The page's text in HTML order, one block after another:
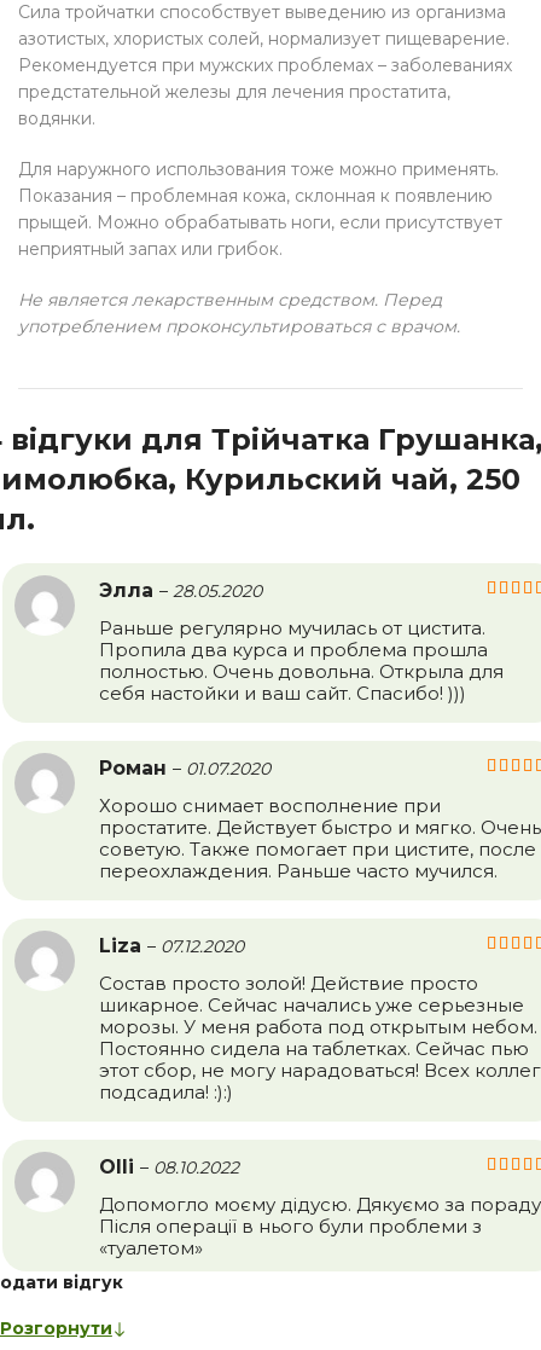
Сила тройчатки способствует выведению из организма
азотистых, хлористых солей, нормализует пищеварение.
Рекомендуется при мужских проблемах – заболеваниях
предстательной железы для лечения простатита,
водянки.
Для наружного использования тоже можно применять.
Показания – проблемная кожа, склонная к появлению
прыщей. Можно обрабатывать ноги, если присутствует
неприятный запах или грибок.
Не является лекарственным средством. Перед
употреблением проконсультироваться с врачом.
відгуки для Трійчатка
Курильский чай, 250
Элла – 28.05.2020
Раньше регулярно мучилась от цистита.
Пропила два курса и проблема прошла
полностью. Очень довольна. Открыла для
себя настойки и ваш сайт. Спасибо! )))
Роман – 01.07.2020
Хорошо снимает восполнение при
простатите. Действует быстро и мягко. Очень
советую. Также помогает при цистите, после
переохлаждения. Раньше часто мучился.
Liza – 07.12.2020
Состав просто золой! Действие просто
шикарное. Сейчас начались уже серьезные
морозы. У меня работа под открытым небом.
Постоянно сидела на таблетках. Сейчас пью
этот сбор, не могу нарадоваться! Всех коллег
подсадила! :):)
Olli – 08.10.2022
Допомогло моєму дідусю. Дякуємо за
Після операції в нього були проблеми з
«туалетом»
відгук
Розгорнути